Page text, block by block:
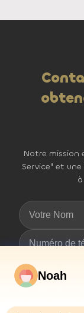
Notre mission
Service" et
Noah